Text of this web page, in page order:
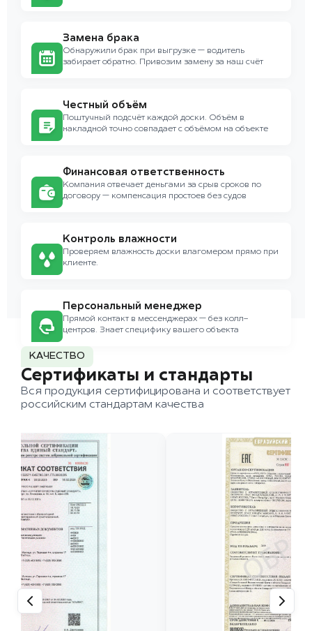
Замена брака
Обнаружили брак при выгрузке — водитель
забирает обратно. Привозим замену за наш счёт
Честный объём
Поштучный подсчёт каждой доски. Объём в
накладной точно совпадает с объёмом на объекте
Финансовая ответственность
Компания отвечает деньгами за срыв сроков по
договору — компенсация простоев без судов
Контроль влажности
Проверяем влажность доски влагомером прямо при
клиенте.
Персональный менеджер
Прямой контакт в мессенджерах — без колл-
центров. Знает специфику вашего объекта
КАЧЕСТВО
Сертификаты и стандарты
Вся продукция сертифицирована и соответствует
российским стандартам качества